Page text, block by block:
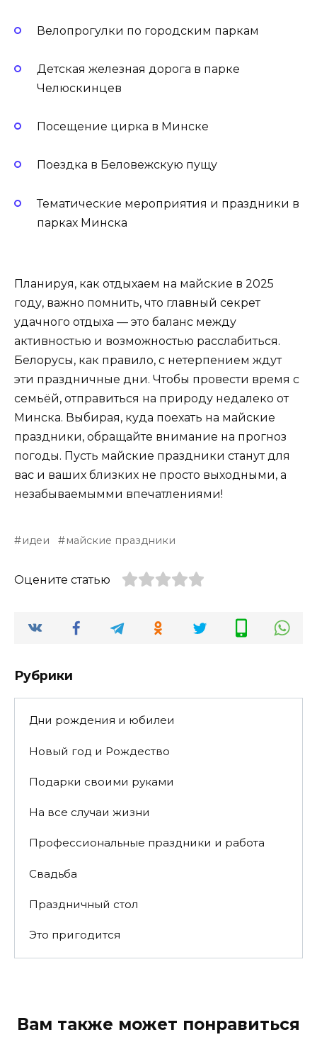
Велопрогулки по городским паркам
Детская железная дорога в парке
Челюскинцев
Посещение цирка в Минске
Поездка в Беловежскую пущу
Тематические мероприятия и праздники в
парках Минска
Планируя, как отдыхаем на майские в 2025
году, важно помнить, что главный секрет
удачного отдыха — это баланс между
активностью и возможностью расслабиться.
Белорусы, как правило, с нетерпением ждут
эти праздничные дни. Чтобы провести время с
семьёй, отправиться на природу недалеко от
Минска. Выбирая, куда поехать на майские
праздники, обращайте внимание на прогноз
погоды. Пусть майские праздники станут для
вас и ваших близких не просто выходными, а
незабываемымми впечатлениями!
идеи майские праздники
Оцените статью
Рубрики
Дни рождения и юбилеи
Новый год и Рождество
Подарки своими руками
На все случаи жизни
Профессиональные праздники и работа
Свадьба
Праздничный стол
Это пригодится
Вам также может понравиться